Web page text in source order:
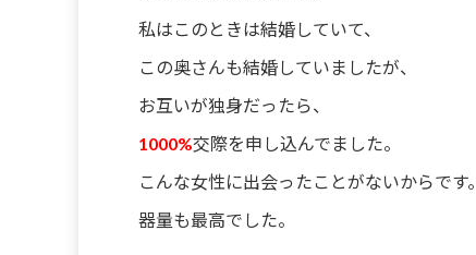
私はこのときは結婚していて、
この奥さんも結婚していましたが、
お互いが独身だったら、
1000%交際を申し込んでました。
こんな女性に出会ったことがないからです。
器量も最高でした。